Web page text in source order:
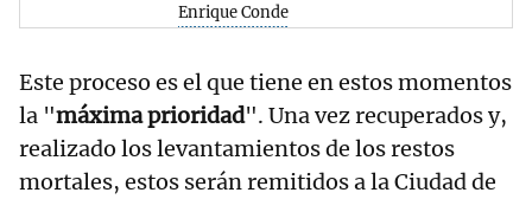
Enrique Conde
Este proceso es el que tiene en estos momentos
la "máxima prioridad". Una vez recuperados y,
realizado los levantamientos de los restos
mortales, estos serán remitidos a la Ciudad de